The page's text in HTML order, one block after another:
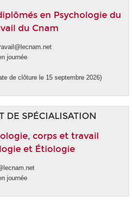
en Psychologie du
du Cnam
journée
de clôture le 15 septembre 2026)
DE SPÉCIALISATION
corps et travail
et Étiologie
journée